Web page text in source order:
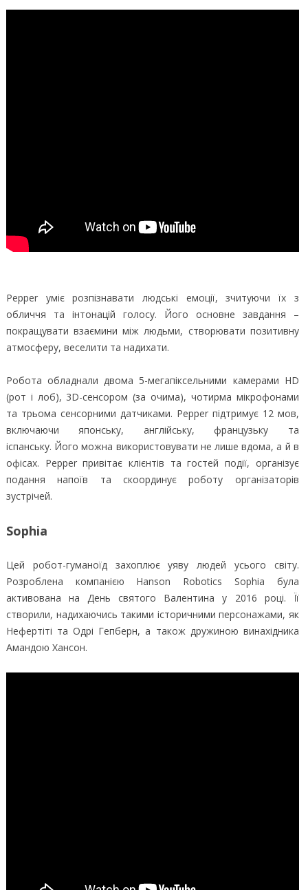
Pepper уміє розпізнавати людські емоції, зчитуючи їх з
обличчя та інтонацій голосу. Його основне завдання –
покращувати взаємини між людьми, створювати позитивну
атмосферу, веселити та надихати.
Робота обладнали двома 5-мегапіксельними камерами HD
(рот і лоб), 3D-сенсором (за очима), чотирма мікрофонами
та трьома сенсорними датчиками. Pepper підтримує 12 мов,
включаючи японську, англійську, французьку та
іспанську. Його можна використовувати не лише вдома, а й в
офісах. Pepper привітає клієнтів та гостей події, організує
подання напоїв та скоординує роботу організаторів
зустрічей.
Sophia
Цей робот-гуманоїд захоплює уяву людей усього світу.
Розроблена компанією Hanson Robotics Sophia була
активована на День святого Валентина у 2016 році. Її
створили, надихаючись такими історичними персонажами, як
Нефертіті та Одрі Гепберн, а також дружиною винахідника
Амандою Хансон.